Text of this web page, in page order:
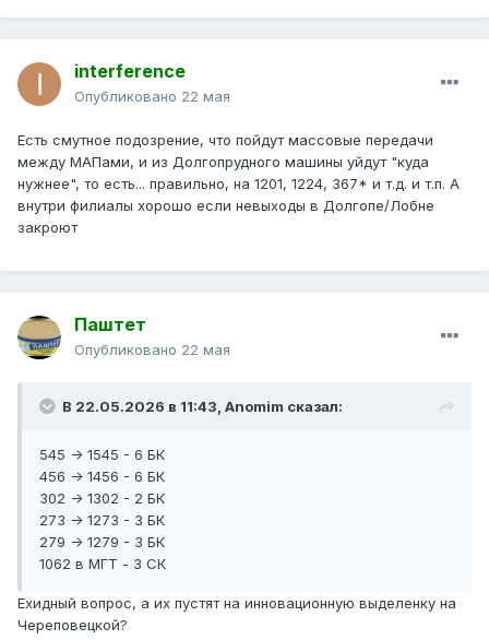
interference
Опубликовано 22 мая
Есть смутное подозрение, что пойдут массовые передачи
между МАПами, и из Долгопрудного машины уйдут "куда
нужнее", то есть... правильно, на 1201, 1224, 367* и т.д. и т.п. А
внутри филиалы хорошо если невыходы в Долгопе/Лобне
закроют
Паштет
Опубликовано 22 мая
В 22.05.2026 в 11:43, Anomim сказал:
545 -> 1545 - 6 БК
456 -> 1456 - 6 БК
302 -> 1302 - 2 БК
273 -> 1273 - 3 БК
279 -> 1279 - 3 БК
1062 в МГТ - 3 СК
Ехидный вопрос, а их пустят на инновационную выделенку на
Череповецкой?